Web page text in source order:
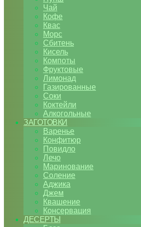
Чай
Кофе
Квас
Морс
Сбитень
Кисель
Компоты
Фруктовые
Лимонад
Газированные
Соки
Коктейли
Алкогольные
ЗАГОТОВКИ
Варенье
Конфитюр
Повидло
Лечо
Маринование
Соление
Аджика
Джем
Квашение
Консервация
ДЕСЕРТЫ